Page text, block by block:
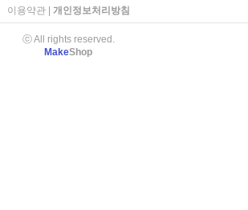
이용약관| 개인정보처리방침
ⓒ All rights reserved.
MakeShop